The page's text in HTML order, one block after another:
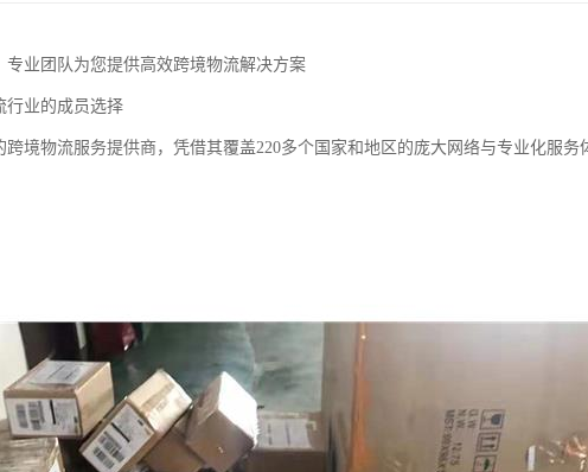
业团队为您提供高效跨境物流解决方案
行业的成员选择
境物流服务提供商，凭借其覆盖220多个国家和地区的庞大网络与专业化服务